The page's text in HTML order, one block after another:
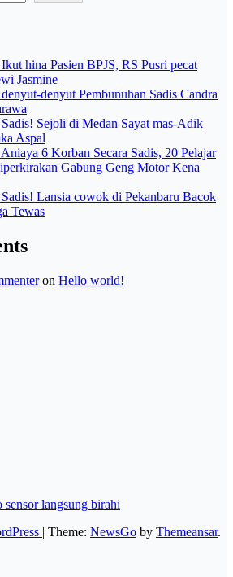
hina Pasien BPJS, RS Pusri pecat
Jasmine
denyut Pembunuhan Sadis Candra
Sejoli di Medan Sayat mas-Adik
Aspal
6 Korban Secara Sadis, 20 Pelajar
Gabung Geng Motor Kena
Lansia cowok di Pekanbaru Bacok
Tewas
on Hello world!
sensor langsung birahi
Theme: NewsGo by Themeansar.